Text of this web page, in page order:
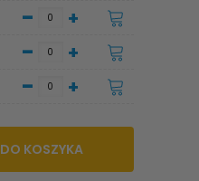
- +
- +
- +
DO KOSZYKA